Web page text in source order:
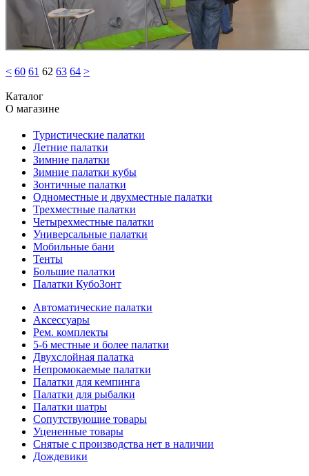
< 60 61 62 63 64 >
Каталог
О магазине
Туристические палатки
Летние палатки
Зимние палатки
Зимние палатки кубы
Зонтичные палатки
Одноместные и двухместные палатки
Трехместные палатки
Четырехместные палатки
Универсальные палатки
Мобильные бани
Тенты
Большие палатки
Палатки КубоЗонт
Автоматические палатки
Аксессуары
Рем. комплекты
5-6 местные и более палатки
Двухслойная палатка
Непромокаемые палатки
Палатки для кемпинга
Палатки для рыбалки
Палатки шатры
Сопутствующие товары
Уцененные товары
Снятые с производства нет в наличии
Дождевики